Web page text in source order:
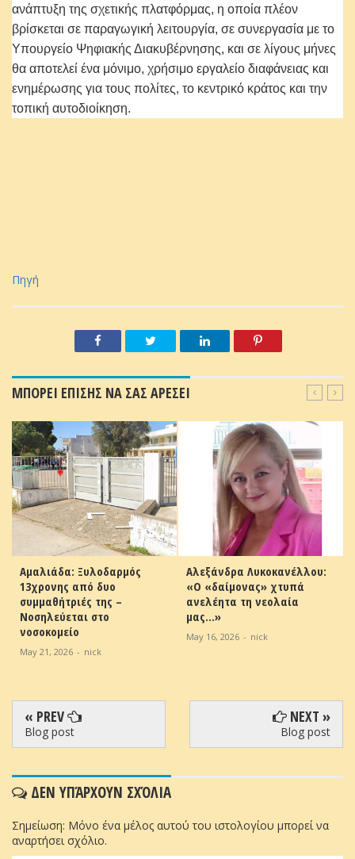
ανάπτυξη της σχετικής πλατφόρμας, η οποία πλέον
βρίσκεται σε παραγωγική λειτουργία, σε συνεργασία με το
Υπουργείο Ψηφιακής Διακυβέρνησης, και σε λίγους μήνες
θα αποτελεί ένα μόνιμο, χρήσιμο εργαλείο διαφάνειας και
ενημέρωσης για τους πολίτες, το κεντρικό κράτος και την
τοπική αυτοδιοίκηση.
Πηγή
ΜΠΟΡΕΙ ΕΠΙΣΗΣ ΝΑ ΣΑΣ ΑΡΕΣΕΙ
Αμαλιάδα: Ξυλοδαρμός
13χρονης από δυο
συμμαθήτριές της –
Νοσηλεύεται στο
νοσοκομείο
May 21, 2026 - nick
Αλεξάνδρα Λυκοκανέλλου:
«Ο «δαίμονας» χτυπά
ανελέητα τη νεολαία
μας…»
May 16, 2026 - nick
« PREV
Blog post
NEXT »
Blog post
ΔΕΝ ΥΠΆΡΧΟΥΝ ΣΧΌΛΙΑ
Σημείωση: Μόνο ένα μέλος αυτού του ιστολογίου μπορεί να
αναρτήσει σχόλιο.